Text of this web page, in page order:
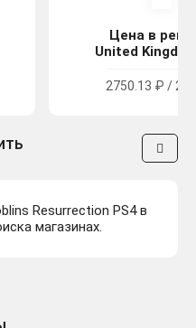
Цена в
United
2750.13 ₽ /
Resurrection PS4 в
магазинах.